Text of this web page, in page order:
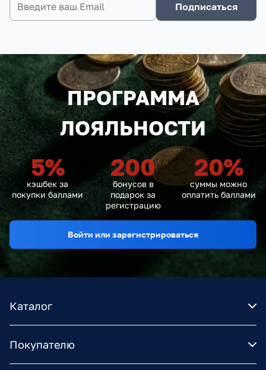
Подписаться
ПРОГРАММА
ЛОЯЛЬНОСТИ
5%
кэшбек за
покупки баллами
200
бонусов в
подарок за
регистрацию
20%
суммы можно
оплатить баллами
Войти или зарегистрироваться
Каталог
Покупателю